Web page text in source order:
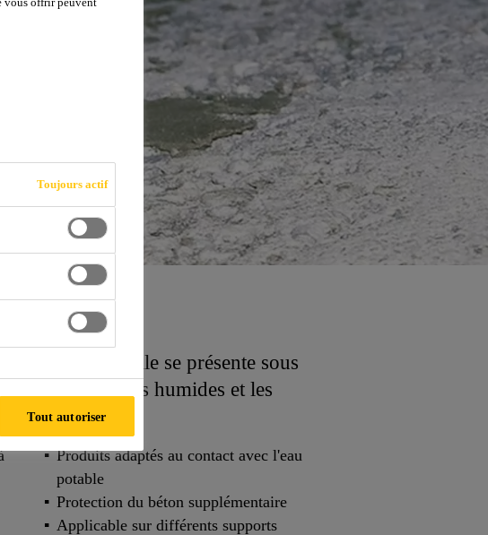
d'eau. Elle se présente sous
contre les sols humides et les
Produits adaptés au contact avec l'eau
potable
Protection du béton supplémentaire
Applicable sur différents supports
Toujours actif
Tout autoriser